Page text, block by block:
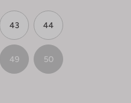
43 44
49 50